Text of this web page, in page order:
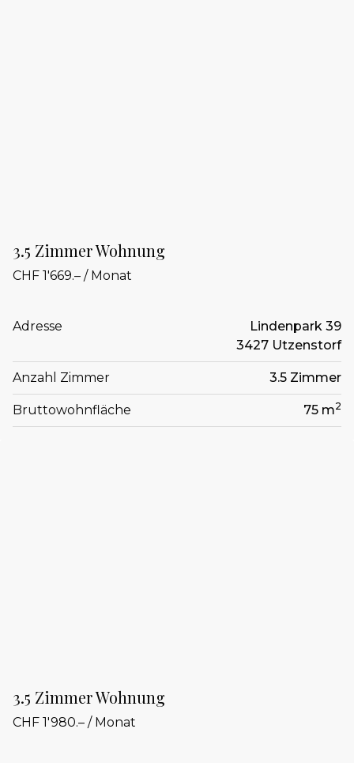
3.5 Zimmer Wohnung
CHF 1'669.– / Monat
Adresse
Lindenpark 39
3427 Utzenstorf
Anzahl Zimmer 3.5 Zimmer
Bruttowohnfläche 75 m2
3.5 Zimmer Wohnung
CHF 1'980.– / Monat